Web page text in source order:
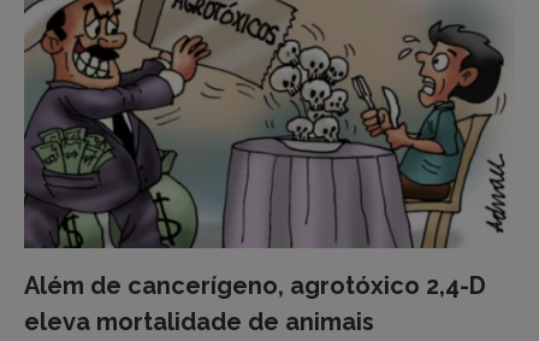
Além de cancerígeno, agrotóxico 2,4-D
eleva mortalidade de animais